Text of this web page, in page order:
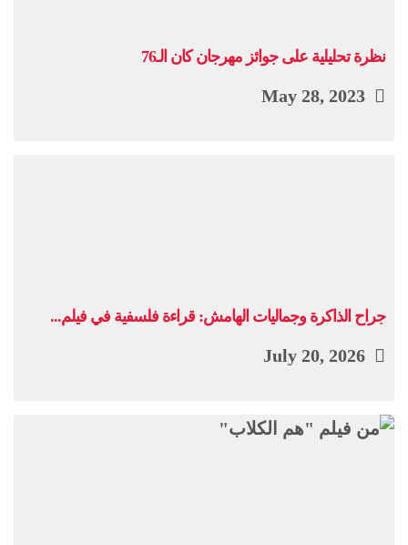
نظرة تحليلية على جوائز مهرجان كان الـ76
جراح الذاكرة وجماليات الهامش: قراءة فلسفية في فيلم...